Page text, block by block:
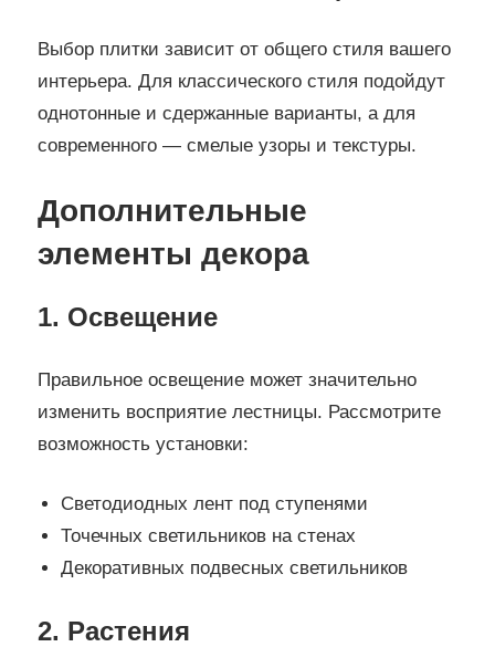
Выбор плитки зависит от общего стиля вашего
интерьера. Для классического стиля подойдут
однотонные и сдержанные варианты, а для
современного — смелые узоры и текстуры.
Дополнительные
элементы декора
1. Освещение
Правильное освещение может значительно
изменить восприятие лестницы. Рассмотрите
возможность установки:
Светодиодных лент под ступенями
Точечных светильников на стенах
Декоративных подвесных светильников
2. Растения